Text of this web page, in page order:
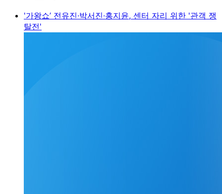
'가왕쇼’ 전유진·박서진·홍지윤, 센터 자리 위한 '관객 쟁
탈전'